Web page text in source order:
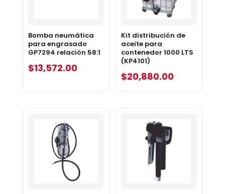
Bomba neumática
para engrasado
GP7294 relación 58:1
$13,572.00
Kit distribución de
aceite para
contenedor 1000 LTS
(KP4101)
$20,880.00